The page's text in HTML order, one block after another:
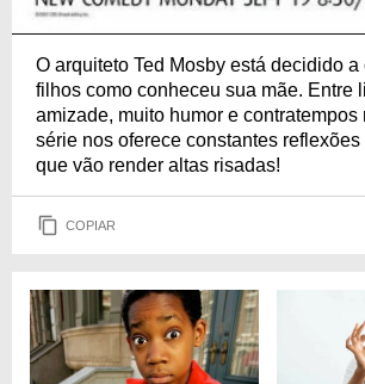
O arquiteto Ted Mosby está decidido
filhos como conheceu sua mãe. Entre
amizade, muito humor e contratempos
série nos oferece constantes
que vão render altas risadas!
COPIAR